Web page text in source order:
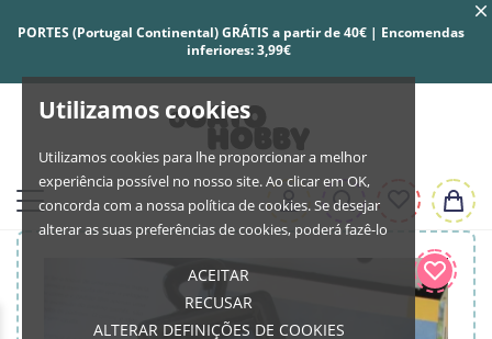
Utilizamos cookies
Utilizamos cookies para lhe proporcionar a melhor
experiência possível no nosso site. Ao clicar em OK,
concorda com a nossa política de cookies. Se desejar
alterar as suas preferências de cookies, poderá fazê-lo
ACEITAR
RECUSAR
ALTERAR DEFINIÇÕES DE COOKIES
PORTES (Portugal Continental) GRÁTIS a partir de 40€ | Encomendas
inferiores: 3,99€